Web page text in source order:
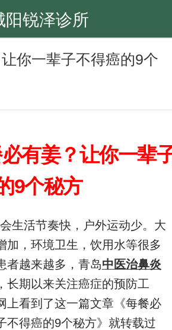
阳锐泽诊所
新闻动态 关于我们 会员卡列表
你一辈子不得癌的9个
有姜？让你一辈
9个秘方
生活节奏快，户外运动少。大
加，环境卫生，饮用水等很多
者越来越多，青岛中医治鼻炎
长期以来关注癌症的预防工
上看到了这一篇文章《每餐必
不得癌的9个秘方》就转载过